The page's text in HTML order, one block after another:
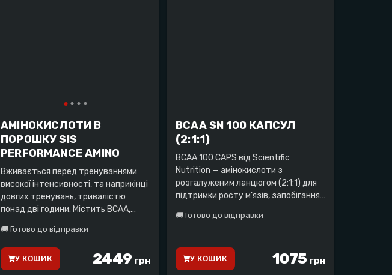
АМІНОКИСЛОТИ В
ПОРОШКУ SIS
PERFORMANCE AMINO
Вживається перед тренуваннями
високої інтенсивності, та наприкінці
довгих тренувань, тривалістю
понад дві години. Містить BCAA,
Упаковка (20 порцій)
🚚 Готово до відправки
У КОШИК 2449 грн
BCAA SN 100 КАПСУЛ
(2:1:1)
BCAA 100 CAPS від Scientific
Nutrition — амінокислоти з
розгалуженим ланцюгом (2:1:1) для
підтримки росту м’язів, запобігання
витривалості.
🚚 Готово до відправки
У КОШИК 1075 грн